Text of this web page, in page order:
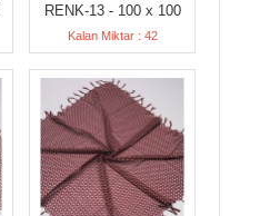
RENK-13 - 100 x 100
Kalan Miktar : 42